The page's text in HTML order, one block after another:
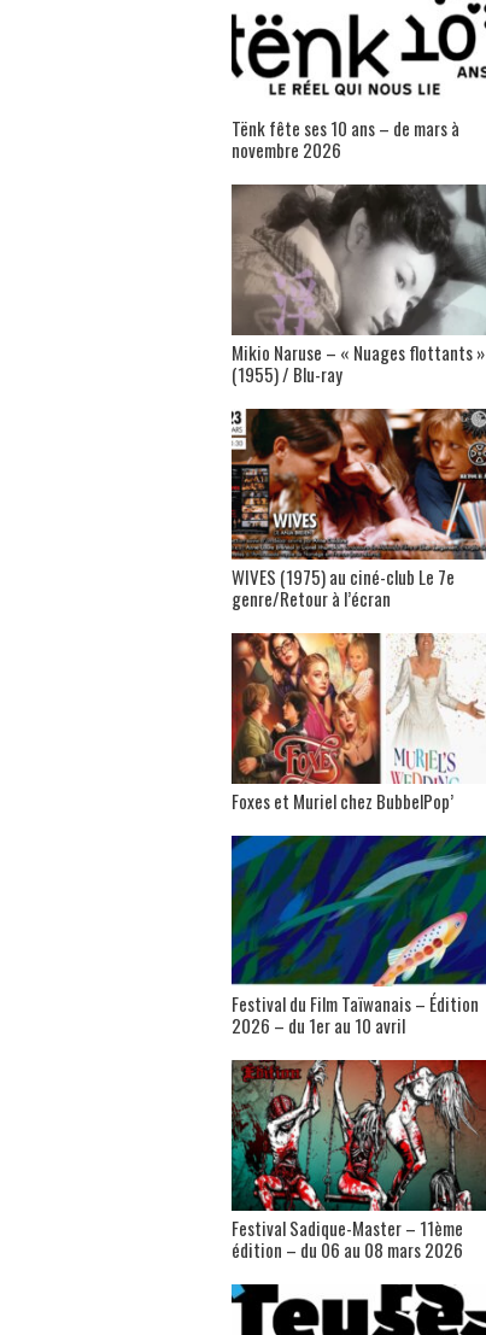
Tënk fête ses 10 ans – de mars à
novembre 2026
Mikio Naruse – « Nuages flottants »
(1955) / Blu-ray
WIVES (1975) au ciné-club Le 7e
genre/Retour à l’écran
Foxes et Muriel chez BubbelPop’
Festival du Film Taïwanais – Édition
2026 – du 1er au 10 avril
Festival Sadique-Master – 11ème
édition – du 06 au 08 mars 2026